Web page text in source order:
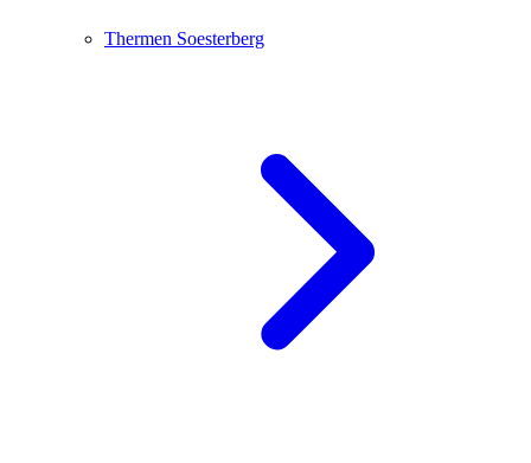
Thermen Soesterberg